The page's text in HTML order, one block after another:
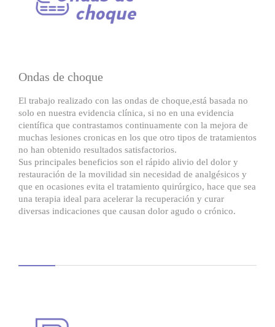
Ondas de choque
El trabajo realizado con las ondas de choque,está basada no
solo en nuestra evidencia clínica, si no en una evidencia
científica que contrastamos continuamente con la mejora de
muchas lesiones cronicas en los que otro tipos de tratamientos
no han obtenido resultados satisfactorios.
Sus principales beneficios son el rápido alivio del dolor y
restauración de la movilidad sin necesidad de analgésicos y
que en ocasiones evita el tratamiento quirúrgico, hace que sea
una terapia ideal para acelerar la recuperación y curar
diversas indicaciones que causan dolor agudo o crónico.